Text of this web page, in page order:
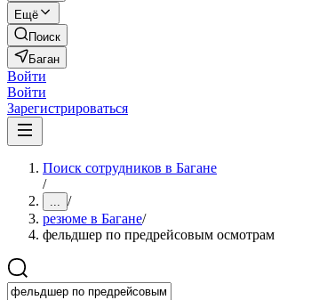
Ещё
Поиск
Баган
Войти
Войти
Зарегистрироваться
Поиск сотрудников в Багане
/
... /
резюме в Багане/
фельдшер по предрейсовым осмотрам